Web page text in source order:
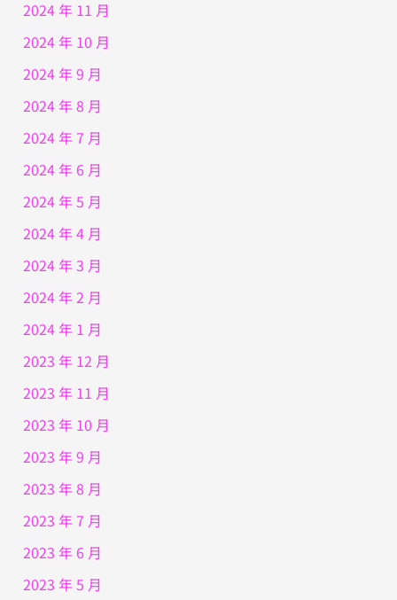
2024 年 11 月
2024 年 10 月
2024 年 9 月
2024 年 8 月
2024 年 7 月
2024 年 6 月
2024 年 5 月
2024 年 4 月
2024 年 3 月
2024 年 2 月
2024 年 1 月
2023 年 12 月
2023 年 11 月
2023 年 10 月
2023 年 9 月
2023 年 8 月
2023 年 7 月
2023 年 6 月
2023 年 5 月